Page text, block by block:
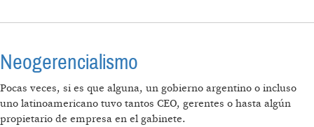
CAPITAL"
Neogerencialismo
Pocas veces, si es que alguna, un gobierno argentino o incluso
uno latinoamericano tuvo tantos CEO, gerentes o hasta algún
propietario de empresa en el gabinete.